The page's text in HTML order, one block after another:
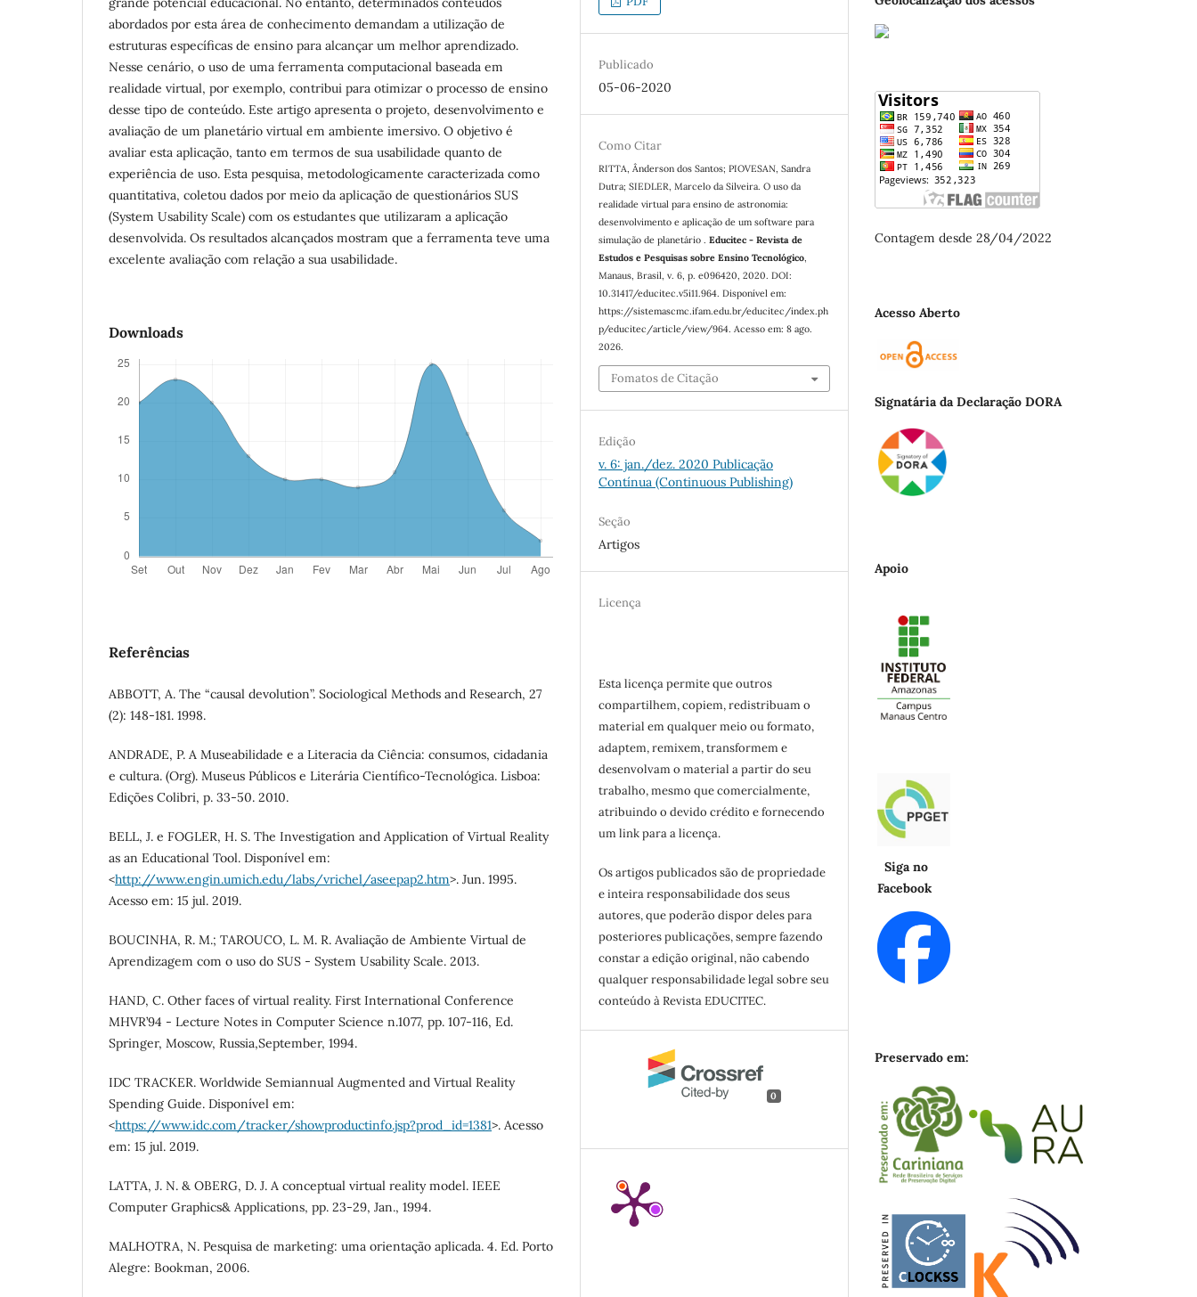
abordados por esta área de conhecimento demandam a utilização de
estruturas específicas de ensino para alcançar um melhor aprendizado.
Nesse cenário, o uso de uma ferramenta computacional baseada em
realidade virtual, por exemplo, contribui para otimizar o processo de ensino
desse tipo de conteúdo. Este artigo apresenta o projeto, desenvolvimento e
avaliação de um planetário virtual em ambiente imersivo. O objetivo é
avaliar esta aplicação, tanto em termos de sua usabilidade quanto de
experiência de uso. Esta pesquisa, metodologicamente caracterizada como
quantitativa, coletou dados por meio da aplicação de questionários SUS
(System Usability Scale) com os estudantes que utilizaram a aplicação
desenvolvida. Os resultados alcançados mostram que a ferramenta teve uma
excelente avaliação com relação a sua usabilidade.
Downloads
Referências
ABBOTT, A. The “causal devolution”. Sociological Methods and Research, 27
(2): 148-181. 1998.
ANDRADE, P. A Museabilidade e a Literacia da Ciência: consumos, cidadania
e cultura. (Org). Museus Públicos e Literária Científico-Tecnológica. Lisboa:
Edições Colibri, p. 33-50. 2010.
BELL, J. e FOGLER, H. S. The Investigation and Application of Virtual Reality
as an Educational Tool. Disponível em:
<http://www.engin.umich.edu/labs/vrichel/aseepap2.htm>. Jun. 1995.
Acesso em: 15 jul. 2019.
BOUCINHA, R. M.; TAROUCO, L. M. R. Avaliação de Ambiente Virtual de
Aprendizagem com o uso do SUS - System Usability Scale. 2013.
HAND, C. Other faces of virtual reality. First International Conference
MHVR’94 - Lecture Notes in Computer Science n.1077, pp. 107-116, Ed.
Springer, Moscow, Russia,September, 1994.
IDC TRACKER. Worldwide Semiannual Augmented and Virtual Reality
Spending Guide. Disponível em:
<https://www.idc.com/tracker/showproductinfo.jsp?prod_id=1381>. Acesso
em: 15 jul. 2019.
LATTA, J. N. & OBERG, D. J. A conceptual virtual reality model. IEEE
Computer Graphics& Applications, pp. 23-29, Jan., 1994.
MALHOTRA, N. Pesquisa de marketing: uma orientação aplicada. 4. Ed. Porto
Alegre: Bookman, 2006.
Publicado
05-06-2020
Como Citar
RITTA, Ânderson dos Santos; PIOVESAN, Sandra
Dutra; SIEDLER, Marcelo da Silveira. O uso da
realidade virtual para ensino de astronomia:
desenvolvimento e aplicação de um software para
simulação de planetário .Educitec - Revista de
Estudos e Pesquisas sobre Ensino Tecnológico,
Manaus, Brasil, v. 6, p. e096420, 2020. DOI:
10.31417/educitec.v5i11.964. Disponível em:
https://sistemascmc.ifam.edu.br/educitec/index.ph
p/educitec/article/view/964. Acesso em: 8 ago.
2026.
Fomatos de Citação
Edição
v. 6: jan./dez. 2020 Publicação
Contínua (Continuous Publishing)
Seção
Artigos
Licença
Esta licença permite que outros
compartilhem, copiem, redistribuam o
material em qualquer meio ou formato,
adaptem, remixem, transformem e
desenvolvam o material a partir do seu
trabalho, mesmo que comercialmente,
atribuindo o devido crédito e fornecendo
um link para a licença.
Os artigos publicados são de propriedade
e inteira responsabilidade dos seus
autores, que poderão dispor deles para
posteriores publicações, sempre fazendo
constar a edição original, não cabendo
qualquer responsabilidade legal sobre seu
conteúdo à Revista EDUCITEC.
0
Contagem desde 28/04/2022
Acesso Aberto
Signatária da Declaração DORA
Apoio
Siga no
Facebook
Preservado em: